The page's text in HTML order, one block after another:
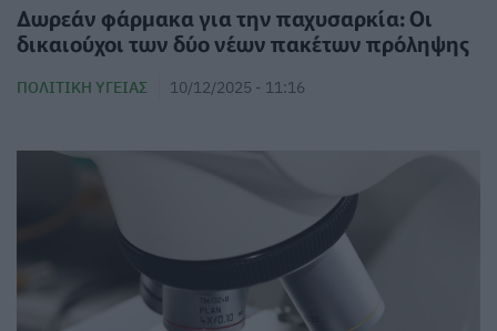
Δωρεάν φάρμακα για την παχυσαρκία: Οι
δικαιούχοι των δύο νέων πακέτων πρόληψης
ΠΟΛΙΤΙΚΉ ΥΓΕΊΑΣ 10/12/2025 - 11:16